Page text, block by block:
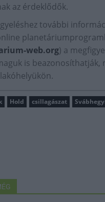
az érdeklődők.
további
web.org) a
is beazonosíthatják,
Hold csillagászat